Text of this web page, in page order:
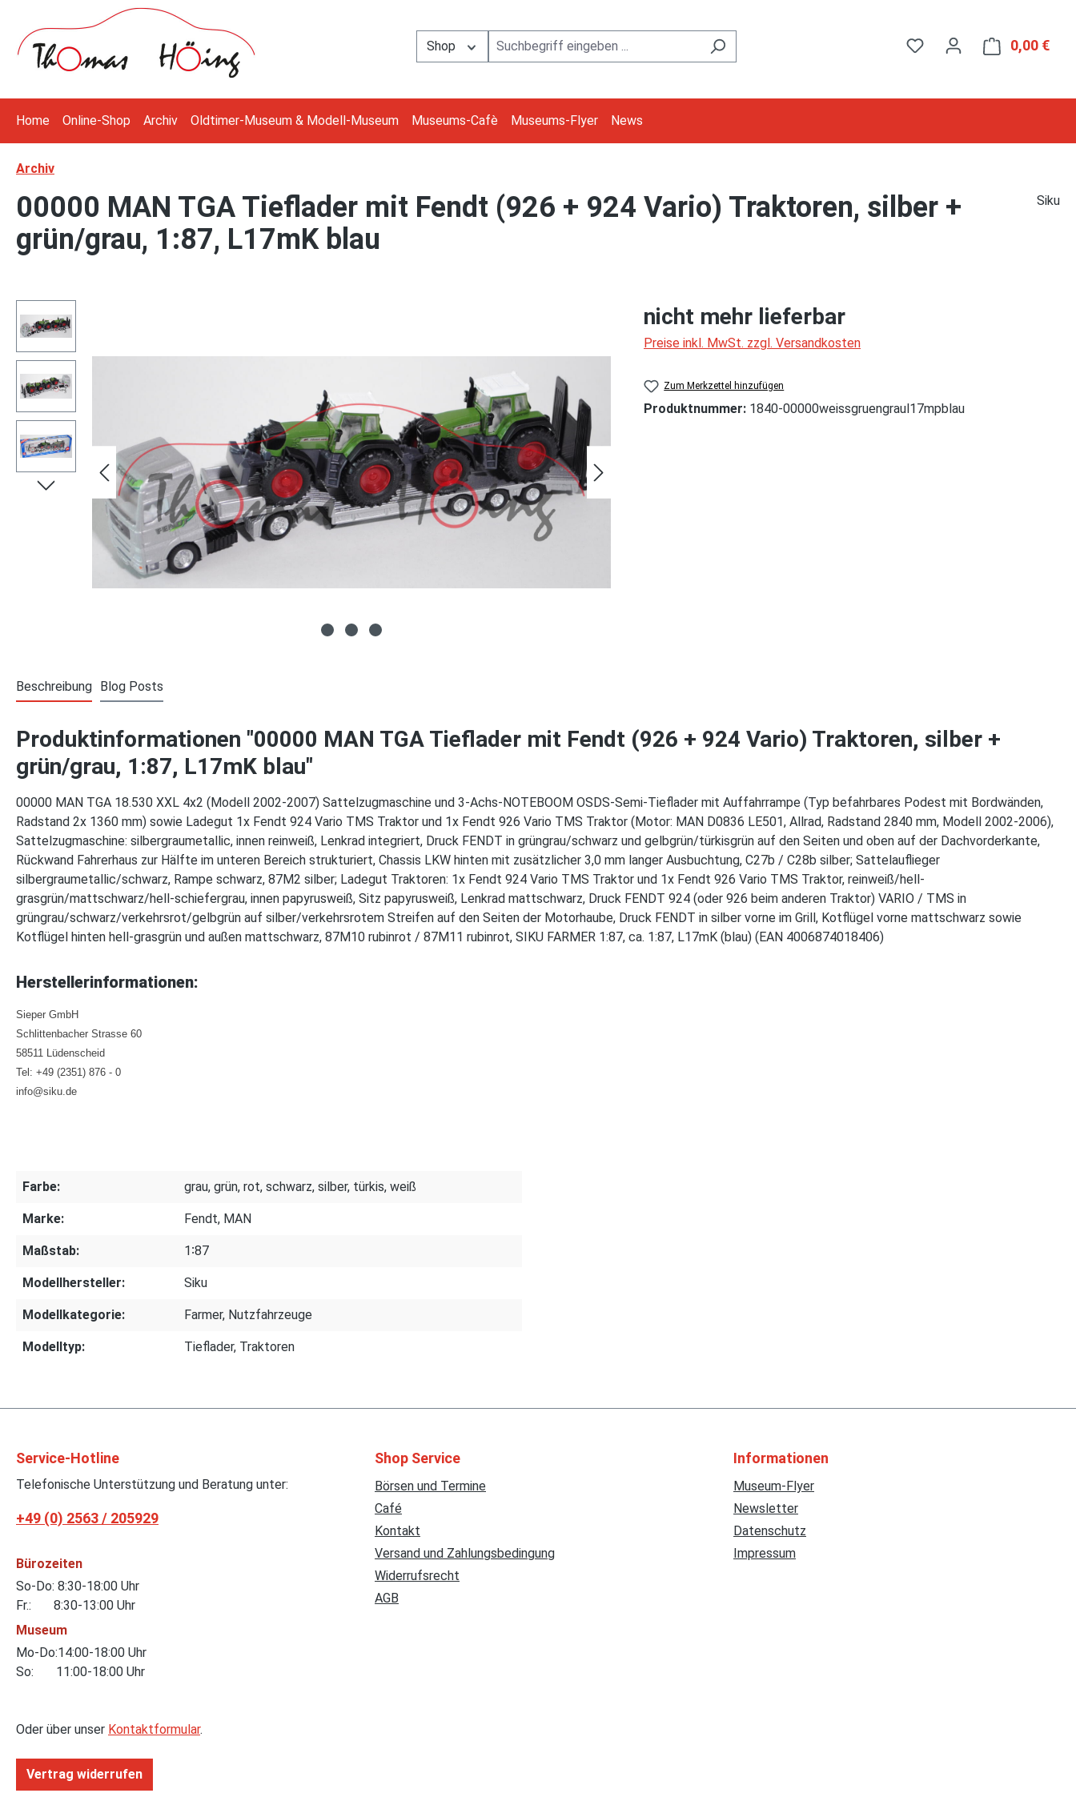
Hauptinhalt springen
Zur Suche springen
Zur Hauptnavigation springen
Shop
0,00 €
Home Online-Shop Archiv Oldtimer-Museum & Modell-Museum Museums-Cafè Museums-Flyer News
Archiv
00000 MAN TGA Tieflader mit Fendt (926 + 924 Vario) Traktoren, silber +
grün/grau, 1:87, L17mK blau
Siku
nicht mehr lieferbar
Preise inkl. MwSt. zzgl. Versandkosten
Zum Merkzettel hinzufügen
Produktnummer: 1840-00000weissgruengraul17mpblau
Beschreibung Blog Posts
Produktinformationen "00000 MAN TGA Tieflader mit Fendt (926 + 924 Vario) Traktoren, silber +
grün/grau, 1:87, L17mK blau"
00000 MAN TGA 18.530 XXL 4x2 (Modell 2002-2007) Sattelzugmaschine und 3-Achs-NOTEBOOM OSDS-Semi-Tieflader mit Auffahrrampe (Typ befahrbares Podest mit Bordwänden,
Radstand 2x 1360 mm) sowie Ladegut 1x Fendt 924 Vario TMS Traktor und 1x Fendt 926 Vario TMS Traktor (Motor: MAN D0836 LE501, Allrad, Radstand 2840 mm, Modell 2002-2006),
Sattelzugmaschine: silbergraumetallic, innen reinweiß, Lenkrad integriert, Druck FENDT in grüngrau/schwarz und gelbgrün/türkisgrün auf den Seiten und oben auf der Dachvorderkante,
Rückwand Fahrerhaus zur Hälfte im unteren Bereich strukturiert, Chassis LKW hinten mit zusätzlicher 3,0 mm langer Ausbuchtung, C27b / C28b silber; Sattelauflieger
silbergraumetallic/schwarz, Rampe schwarz, 87M2 silber; Ladegut Traktoren: 1x Fendt 924 Vario TMS Traktor und 1x Fendt 926 Vario TMS Traktor, reinweiß/hell-
grasgrün/mattschwarz/hell-schiefergrau, innen papyrusweiß, Sitz papyrusweiß, Lenkrad mattschwarz, Druck FENDT 924 (oder 926 beim anderen Traktor) VARIO / TMS in
grüngrau/schwarz/verkehrsrot/gelbgrün auf silber/verkehrsrotem Streifen auf den Seiten der Motorhaube, Druck FENDT in silber vorne im Grill, Kotflügel vorne mattschwarz sowie
Kotflügel hinten hell-grasgrün und außen mattschwarz, 87M10 rubinrot / 87M11 rubinrot, SIKU FARMER 1:87, ca. 1:87, L17mK (blau) (EAN 4006874018406)
Herstellerinformationen:
Sieper GmbH
Schlittenbacher Strasse 60
58511 Lüdenscheid
Tel: +49 (2351) 876 - 0
info@siku.de
Farbe: grau, grün, rot, schwarz, silber, türkis, weiß
Marke: Fendt, MAN
Maßstab: 1∶87
Modellhersteller: Siku
Modellkategorie: Farmer, Nutzfahrzeuge
Modelltyp: Tieflader, Traktoren
Service-Hotline
Telefonische Unterstützung und Beratung unter:
+49 (0) 2563 / 205929
Bürozeiten
So-Do: 8:30-18:00 Uhr
Fr.: 8:30-13:00 Uhr
Museum
Mo-Do:14:00-18:00 Uhr
So: 11:00-18:00 Uhr
Oder über unser Kontaktformular.
Vertrag widerrufen
Shop Service
Börsen und Termine
Café
Kontakt
Versand und Zahlungsbedingung
Widerrufsrecht
AGB
Informationen
Museum-Flyer
Newsletter
Datenschutz
Impressum